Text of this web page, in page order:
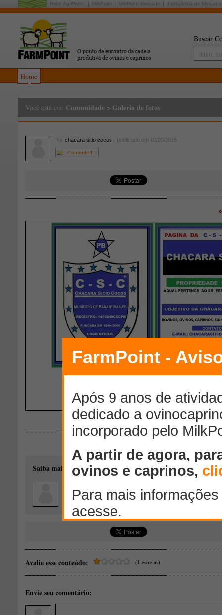
Rede AgriPoint: MilkPoint MilkPoint Mercado Inteligência de Mercado
Buscar
Home
Você está em: Comunidade > Galeria de fotos
Por chacara sitio cocos - publicado em 10/09/2015
Comente!!!
Download
Saiba mais sobre o autor desse conteúdo:
Produção de ovinos de lã
Avalie esse conteúdo: (1 estrelas)
Envie seu comentário: